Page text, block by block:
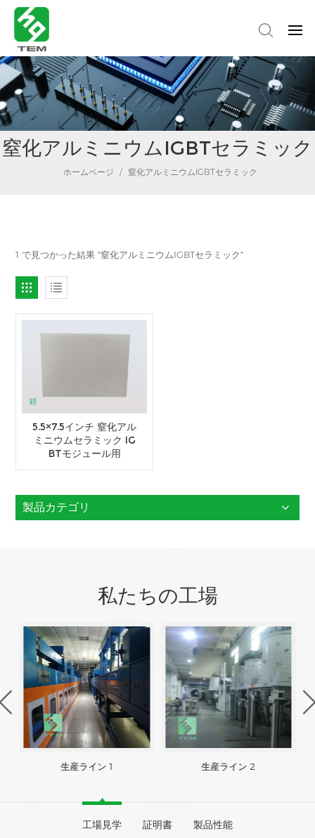
窒化アルミニウムIGBTセラミック
ホームページ / 窒化アルミニウムIGBTセラミック
1 で見つかった結果 "窒化アルミニウムIGBTセラミック"
5.5×7.5インチ 窒化アル
ミニウムセラミック IG
BTモジュール用
製品カテゴリ
私たちの工場
生産ライン 1 生産ライン 2
工場見学 証明書 製品性能